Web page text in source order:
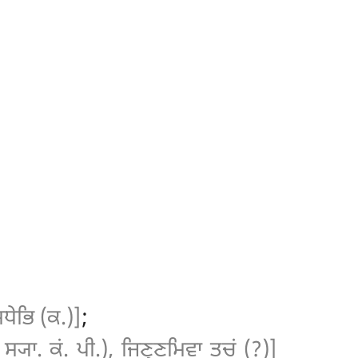
(ਕ.)];
ਕਂ. ਪੀ.), ਜਿਣ੍ਣਮਿਵਾ ਤਚਂ (?)]